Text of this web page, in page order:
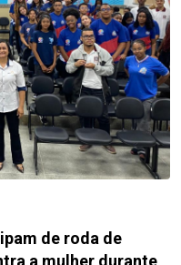
de roda de
a mulher durante